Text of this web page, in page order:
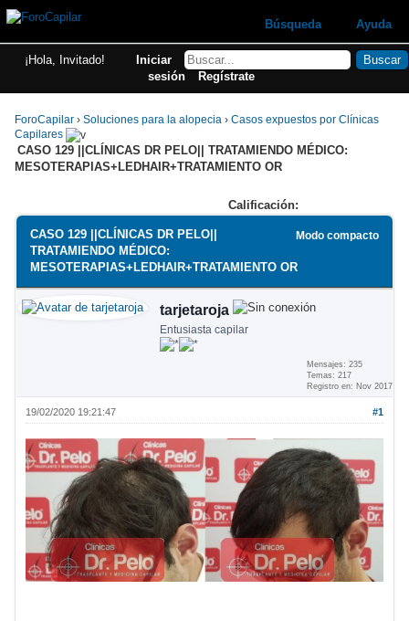
Búsqueda Ayuda
¡Hola, Invitado!
Iniciar
sesión
Regístrate
ForoCapilar ›Soluciones para la alopecia ›Casos expuestos por Clínicas
Capilares
CASO 129 ||CLÍNICAS DR PELO|| TRATAMIENDO MÉDICO:
MESOTERAPIAS+LEDHAIR+TRATAMIENTO OR
Calificación:
Modo compacto
CASO 129 ||CLÍNICAS DR PELO||
TRATAMIENDO MÉDICO:
MESOTERAPIAS+LEDHAIR+TRATAMIENTO OR
tarjetaroja
Entusiasta capilar
Mensajes: 235
Temas: 217
Registro en: Nov 2017
#1
19/02/2020 19:21:47